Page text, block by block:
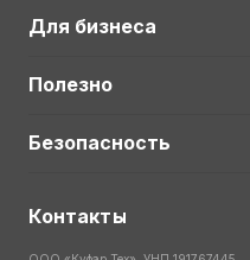
Для бизнеса
Полезно
Безопасность
Контакты